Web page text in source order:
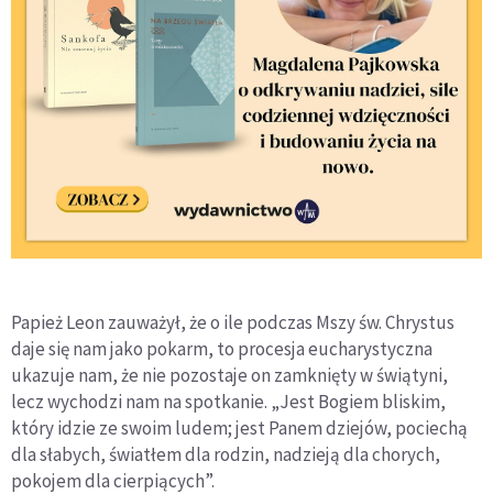
Papież Leon zauważył, że o ile podczas Mszy św. Chrystus
daje się nam jako pokarm, to procesja eucharystyczna
ukazuje nam, że nie pozostaje on zamknięty w świątyni,
lecz wychodzi nam na spotkanie. „Jest Bogiem bliskim,
który idzie ze swoim ludem; jest Panem dziejów, pociechą
dla słabych, światłem dla rodzin, nadzieją dla chorych,
pokojem dla cierpiących”.